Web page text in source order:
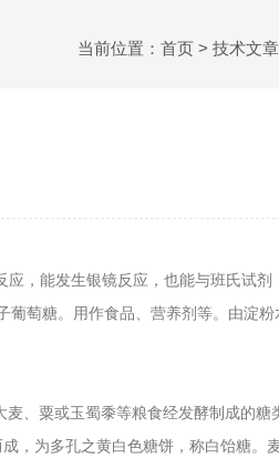
当前位置： 首页 > 技术文章
应，能发生银镜反应，也能与班氏试剂
葡萄糖。用作食品、营养剂等。由淀粉
、粟或玉蜀黍等粮食经发酵制成的糖
，为多孔之黄白色糖饼，称白饴糖。